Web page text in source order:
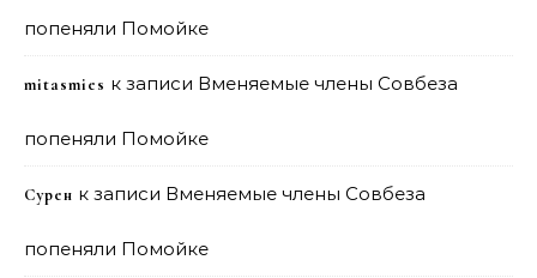
попеняли Помойке
mitasmies к записи Вменяемые члены Совбеза
попеняли Помойке
Сурен к записи Вменяемые члены Совбеза
попеняли Помойке